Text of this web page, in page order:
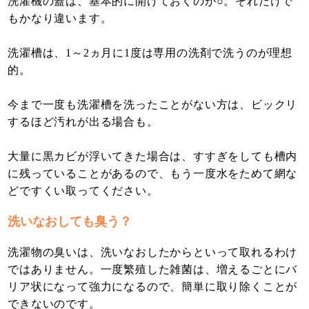
もかなり違います。
洗濯槽は、1～2ヵ月に1度は専用の洗剤で洗うのが理想
的。
今まで一度も洗濯槽を洗ったことがない方は、ビックリ
するほど汚れが出る場合も。
大量に黒カビが浮いてきた場合は、すすぎをしても槽内
に残っていることがあるので、もう一度水をためて網な
どですくい取ってください。
洗いなおしても臭う？
洗濯物の臭いは、洗いなおしたからといって取れるわけ
ではありません。一度繁殖した雑菌は、増えるごとにバ
リア状になって強力になるので、簡単に取り除くことが
できないのです。